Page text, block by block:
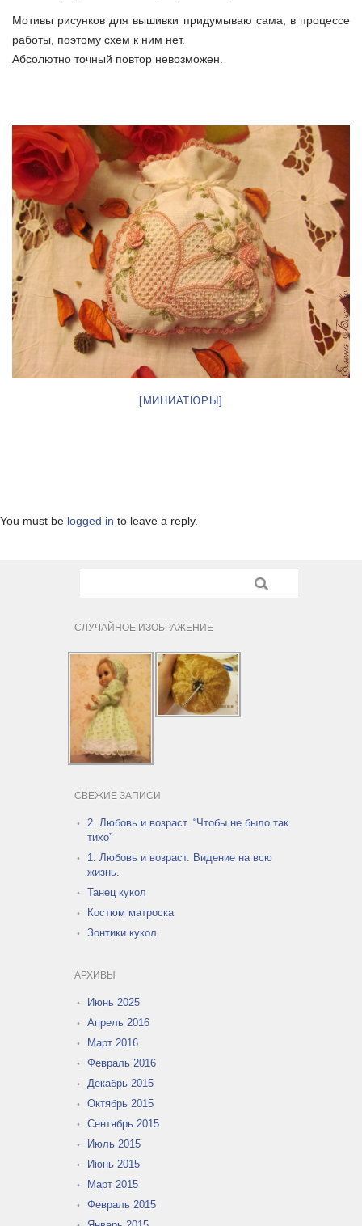
Мотивы рисунков для вышивки придумываю сама, в процессе
работы, поэтому схем к ним нет.
Абсолютно точный повтор невозможен.
[МИНИАТЮРЫ]
You must be logged in to leave a reply.
СЛУЧАЙНОЕ ИЗОБРАЖЕНИЕ
СВЕЖИЕ ЗАПИСИ
2. Любовь и возраст. “Чтобы не было так
тихо”
1. Любовь и возраст. Видение на всю
жизнь.
Танец кукол
Костюм матроска
Зонтики кукол
АРХИВЫ
Июнь 2025
Апрель 2016
Март 2016
Февраль 2016
Декабрь 2015
Октябрь 2015
Сентябрь 2015
Июль 2015
Июнь 2015
Март 2015
Февраль 2015